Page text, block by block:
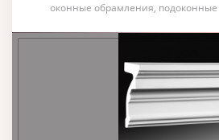
оконные обрамления,